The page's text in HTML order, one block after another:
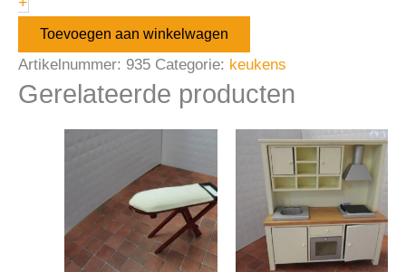
Toevoegen aan winkelwagen
Artikelnummer: 935 Categorie: keukens
Gerelateerde producten